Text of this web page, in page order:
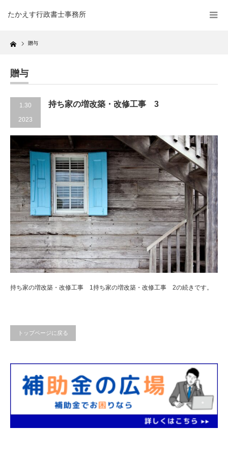
たかえす行政書士事務所
Home 贈与
贈与
1.30
2023
持ち家の増改築・改修工事 3
持ち家の増改築・改修工事 1持ち家の増改築・改修工事 2の続きです。
トップページに戻る